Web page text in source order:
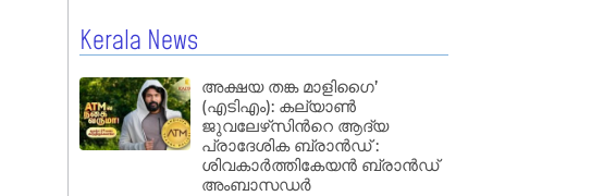
Kerala News
അക്ഷയ തങ്ക മാളിഗൈ’
(എടിഎം): കല്യാണ്‍
ജുവലേഴ്‌സിന്‍റെ ആദ്യ
പ്രാദേശിക ബ്രാന്‍ഡ് :
ശിവകാര്‍ത്തികേയന്‍ ബ്രാന്‍ഡ്
അംബാസഡര്‍